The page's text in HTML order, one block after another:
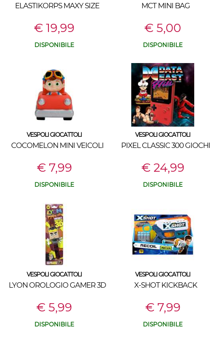
ELASTIKORPS MAXY SIZE
€ 19,99
DISPONIBILE
MCT MINI BAG
€ 5,00
DISPONIBILE
VESPOLI GIOCATTOLI
COCOMELON MINI VEICOLI
€ 7,99
DISPONIBILE
VESPOLI GIOCATTOLI
PIXEL CLASSIC 300 GIOCHI
€ 24,99
DISPONIBILE
VESPOLI GIOCATTOLI
LYON OROLOGIO GAMER 3D
€ 5,99
DISPONIBILE
VESPOLI GIOCATTOLI
X-SHOT KICKBACK
€ 7,99
DISPONIBILE